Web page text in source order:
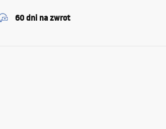
60 dni na zwrot